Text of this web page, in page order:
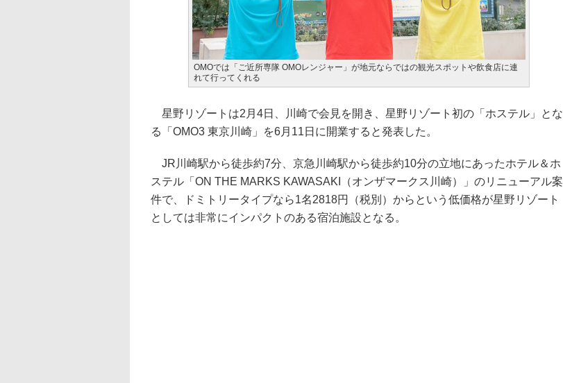
OMOでは「ご近所専隊 OMOレンジャー」が地元ならではの観光スポットや飲食店に連
れて行ってくれる
星野リゾートは2月4日、川崎で会見を開き、星野リゾート初の「ホステル」とな
る「OMO3 東京川崎」を6月11日に開業すると発表した。
JR川崎駅から徒歩約7分、京急川崎駅から徒歩約10分の立地にあったホテル＆ホ
ステル「ON THE MARKS KAWASAKI（オンザマークス川崎）」のリニューアル案
件で、ドミトリータイプなら1名2818円（税別）からという低価格が星野リゾート
としては非常にインパクトのある宿泊施設となる。